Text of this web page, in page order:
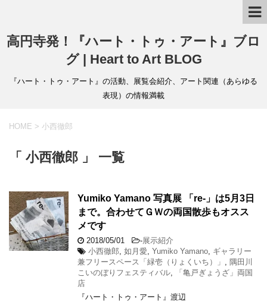
高円寺発！『ハート・トゥ・アート』ブロ
グ | Heart to Art BLOG
『ハート・トゥ・アート』の活動、展覧会紹介、アート関連（あらゆる
表現）の情報満載
HOME > 小西徹郎
「 小西徹郎 」 一覧
Yumiko Yamano 写真展 「re-」は5月3日
まで。合わせてＧＷの両国散歩もオスス
メです
2018/05/01 -展示紹介
小西徹郎 如月愛 Yumiko Yamano ギャラリー
兼フリースペース「緑壱（りょくいち）」
隅田川
こいのぼりフェスティバル
「亀戸ぎょうざ」両国
店
『ハート・トゥ・アート』渡辺